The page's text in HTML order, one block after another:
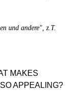
und andere", z.T.
MAKES
APPEALING?